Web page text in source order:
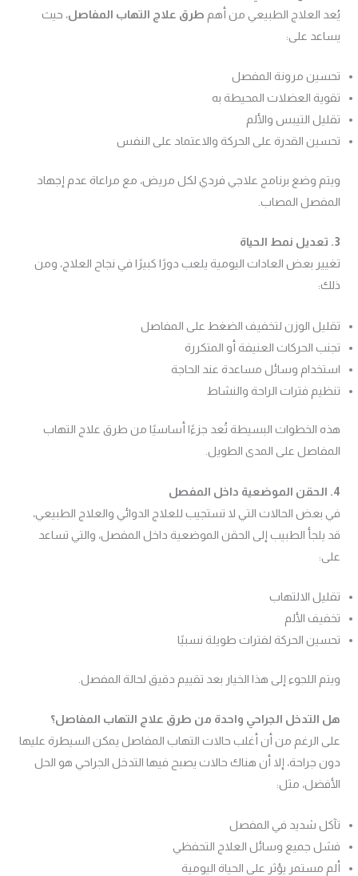
يُعد العلاج الطبيعي من أهم طرق علاج التهاب المفاصل، حيث
يساعد على:
تحسين مرونة المفصل
تقوية العضلات المحيطة به
تقليل التيبس والألم
تحسين القدرة على الحركة والاعتماد على النفس
ويتم وضع برنامج علاجي فردي لكل مريض، مع مراعاة عدم إجهاد
المفصل المصاب.
3. تعديل نمط الحياة
تغيير بعض العادات اليومية يلعب دورًا كبيرًا في نجاح العلاج، ومن
ذلك:
تقليل الوزن لتخفيف الضغط على المفاصل
تجنب الحركات العنيفة أو المتكررة
استخدام وسائل مساعدة عند الحاجة
تنظيم فترات الراحة والنشاط
هذه الخطوات البسيطة تُعد جزءًا أساسيًا من طرق علاج التهاب
المفاصل على المدى الطويل.
4. الحقن الموضعية داخل المفصل
في بعض الحالات التي لا تستجيب للعلاج الدوائي والعلاج الطبيعي،
قد يلجأ الطبيب إلى الحقن الموضعية داخل المفصل، والتي تساعد
على:
تقليل الالتهاب
تخفيف الألم
تحسين الحركة لفترات طويلة نسبيًا
ويتم اللجوء إلى هذا الخيار بعد تقييم دقيق لحالة المفصل.
هل التدخل الجراحي واحدة من طرق علاج التهاب المفاصل؟
على الرغم من أن أغلب حالات التهاب المفاصل يمكن السيطرة عليها
دون جراحة، إلا أن هناك حالات يصبح فيها التدخل الجراحي هو الحل
الأفضل، مثل:
تآكل شديد في المفصل
فشل جميع وسائل العلاج التحفظي
ألم مستمر يؤثر على الحياة اليومية